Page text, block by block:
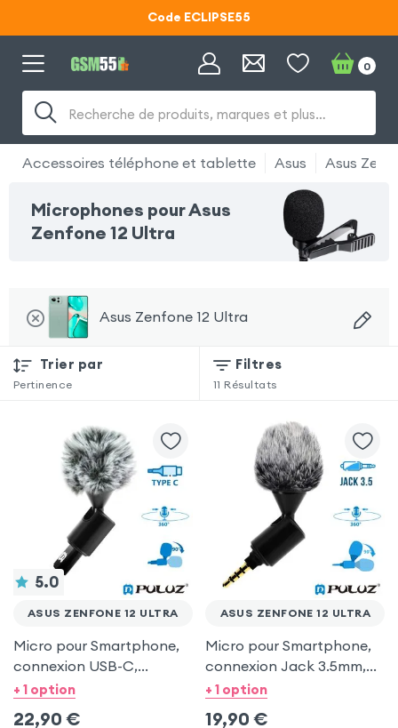
Code ECLIPSE55
Lunettes d'éclipse OFFERTES
Recherche de produits, marques et plus…
0
Accessoires téléphone et tablette Asus Asus
Microphones pour Asus
Zenfone 12 Ultra
Asus Zenfone 12 Ultra
Trier par
Pertinence
Filtres
11 Résultats
5.0
ASUS ZENFONE 12 ULTRA
Micro pour Smartphone,
connexion USB-C,
Pivotable avec Bonnette
+ 1 option
22,90 €
ASUS ZENFONE 12 ULTRA
Micro pour Smartphone,
connexion Jack 3.5mm,
Pivotable avec Bonnette
+ 1 option
19,90 €